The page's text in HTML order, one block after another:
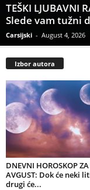
TEŠKI LJUBAVNI
Slede vam tužni
Carsijski - August 4, 2026
Izbor autora
DNEVNI HOROSKOP ZA
AVGUST: Dok će neki
drugi će...